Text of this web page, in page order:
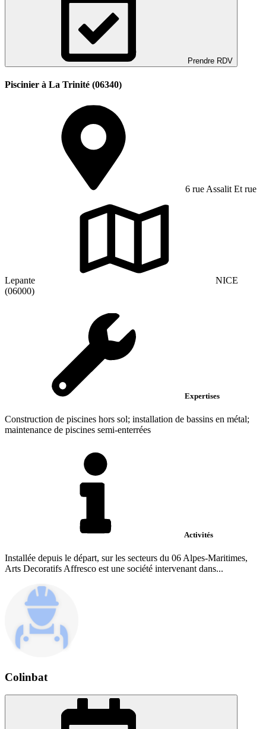
Prendre RDV
Piscinier à La Trinité (06340)
6 rue Assalit Et rue
Lepante
NICE
(06000)
Expertises
Construction de piscines hors sol; installation de bassins en métal;
maintenance de piscines semi-enterrées
Activités
Installée depuis le départ, sur les secteurs du 06 Alpes-Maritimes,
Arts Decoratifs Affresco est une société intervenant dans...
Colinbat